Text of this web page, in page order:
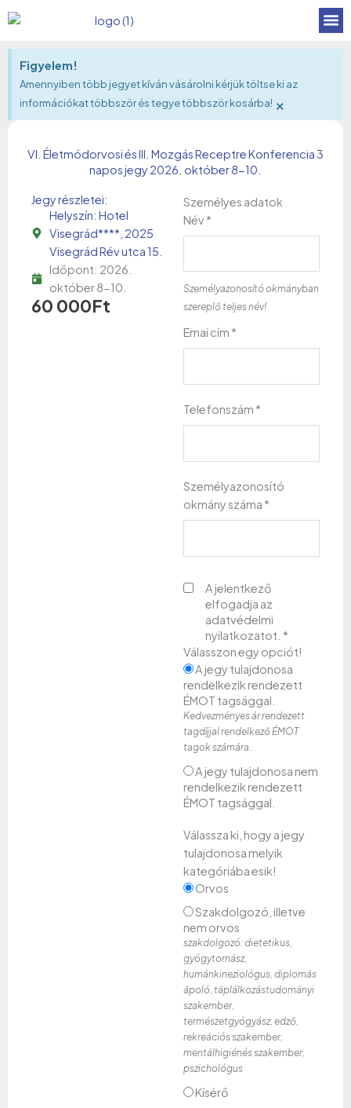
to
Figyelem!
Amennyiben több jegyet kíván vásárolni kérjük töltse ki az
információkat többször és tegye többször kosárba! ×
VI. Életmódorvosi és III. Mozgás Receptre Konferencia 3
napos jegy 2026. október 8-10.
Jegy részletei:
Helyszín: Hotel
Visegrád****, 2025
Visegrád Rév utca 15.
Időpont: 2026.
október 8-10.
60 000Ft
Személyes adatok
Név *
Személyazonosító okmányban
szereplő teljes név!
Emai cím *
Telefonszám *
Személyazonosító
okmány száma *
A jelentkező
elfogadja az
adatvédelmi
nyilatkozatot. *
Válasszon egy opciót!
A jegy tulajdonosa
rendelkezik rendezett
ÉMOT tagsággal.
Kedvezményes ár rendezett
tagdíjjal rendelkező ÉMOT
tagok számára.
A jegy tulajdonosa nem
rendelkezik rendezett
ÉMOT tagsággal.
Válassza ki, hogy a jegy
tulajdonosa melyik
kategóriába esik!
Orvos
Szakdolgozó, illetve
nem orvos
szakdolgozó: dietetikus,
gyógytornász,
humánkineziológus, diplomás
ápoló, táplálkozástudományi
szakember,
természetgyógyász, edző,
rekreációs szakember,
mentálhigiénés szakember,
pszichológus
Kísérő
VI.
Életmódorvosi
és
Mozgás
Receptre
Konferencia
3
napos
2026.
8-